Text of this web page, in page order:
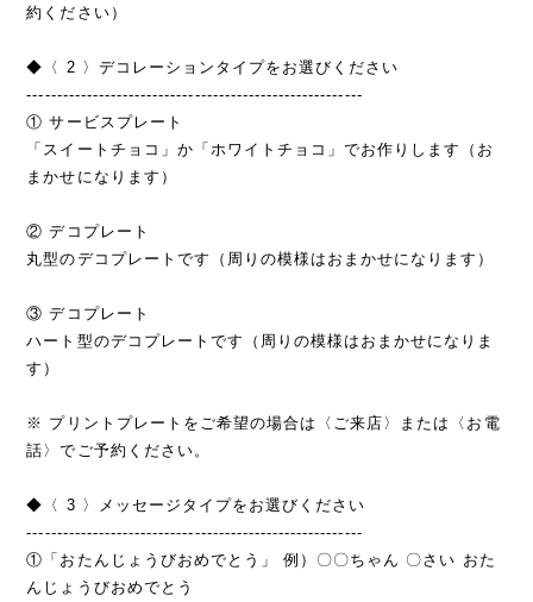
約ください）
◆〈 2 〉デコレーションタイプをお選びください
--------------------------------------------------------
① サービスプレート
「スイートチョコ」か「ホワイトチョコ」でお作りします（お
まかせになります）
② デコプレート
丸型のデコプレートです（周りの模様はおまかせになります）
③ デコプレート
ハート型のデコプレートです（周りの模様はおまかせになりま
す）
※ プリントプレートをご希望の場合は〈ご来店〉または〈お電
話〉でご予約ください。
◆〈 3 〉メッセージタイプをお選びください
--------------------------------------------------------
①「おたんじょうびおめでとう」 例）〇〇ちゃん 〇さい おた
んじょうびおめでとう